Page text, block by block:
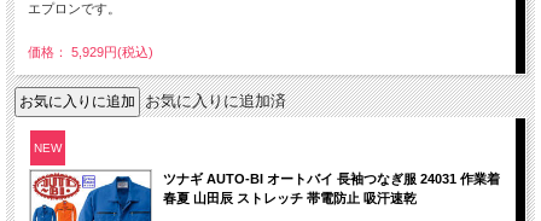
エプロンです。
価格： 5,929円(税込)
お気に入りに追加済
NEW
ツナギ AUTO-BI オートバイ 長袖つなぎ服 24031 作業着
春夏 山田辰 ストレッチ 帯電防止 吸汗速乾